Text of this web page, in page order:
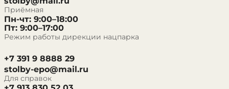
Приёмная
Пн-чт: 9:00–18:00
Пт: 9:00–17:00
Режим работы дирекции нацпарка
+7 391 9 8888 29
stolby-epo@mail.ru
Для справок